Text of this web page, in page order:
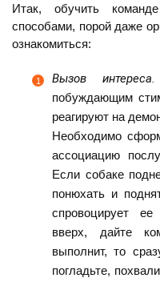
Итак, обучить
способами, порой даже
ознакомиться:
Вызов
побуждающим
реагируют на
Необходимо
ассоциацию
Если собаке
понюхать и
спровоцирует
вверх, дайте
выполнит, то
погладьте,